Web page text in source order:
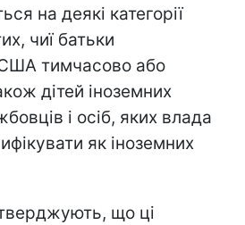
на деякі категорії
чиї батьки
тимчасово або
дітей іноземних
і осіб, яких влада
як іноземних
що ці